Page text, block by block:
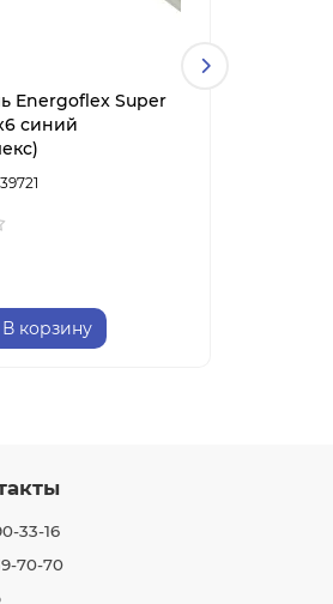
Energoflex Super
синий
39721
В корзину
33-16
70-70